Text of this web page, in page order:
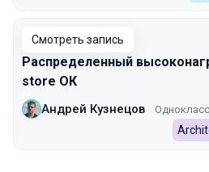
Смотреть запись
Распределенный
store ОК
Андрей Кузнецов